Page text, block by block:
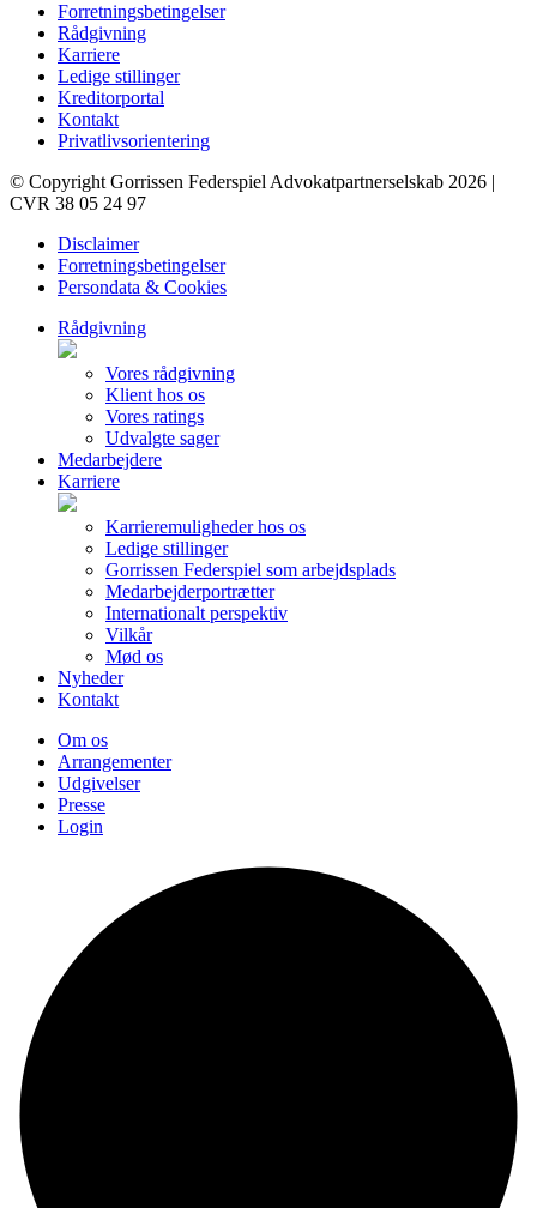
Forretningsbetingelser
Rådgivning
Karriere
Ledige stillinger
Kreditorportal
Kontakt
Privatlivsorientering
© Copyright Gorrissen Federspiel Advokatpartnerselskab 2026 |
CVR 38 05 24 97
Disclaimer
Forretningsbetingelser
Persondata & Cookies
Rådgivning
Vores rådgivning
Klient hos os
Vores ratings
Udvalgte sager
Medarbejdere
Karriere
Karrieremuligheder hos os
Ledige stillinger
Gorrissen Federspiel som arbejdsplads
Medarbejderportrætter
Internationalt perspektiv
Vilkår
Mød os
Nyheder
Kontakt
Om os
Arrangementer
Udgivelser
Presse
Login